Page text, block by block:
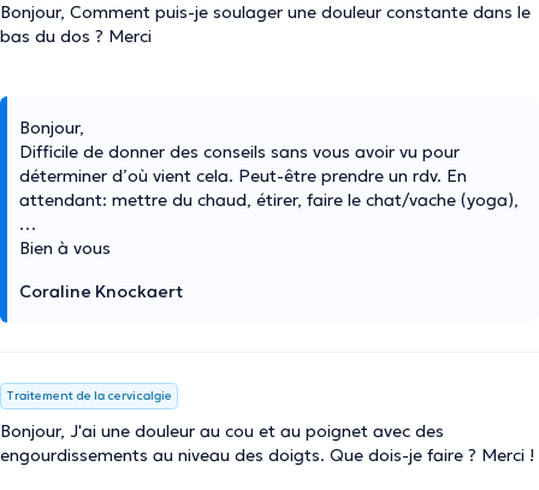
Bonjour, Comment puis-je soulager une douleur constante dans le
bas du dos ? Merci
Bonjour,
Difficile de donner des conseils sans vous avoir vu pour
déterminer d’où vient cela. Peut-être prendre un rdv. En
attendant: mettre du chaud, étirer, faire le chat/vache (yoga),
…
Bien à vous
Coraline Knockaert
Traitement de la cervicalgie
Bonjour, J'ai une douleur au cou et au poignet avec des
engourdissements au niveau des doigts. Que dois-je faire ? Merci !